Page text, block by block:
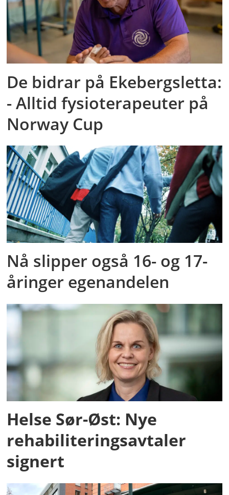
De bidrar på Ekebergsletta:
- Alltid fysioterapeuter på
Norway Cup
Nå slipper også 16- og 17-
åringer egenandelen
Helse Sør-Øst: Nye
rehabiliteringsavtaler
signert